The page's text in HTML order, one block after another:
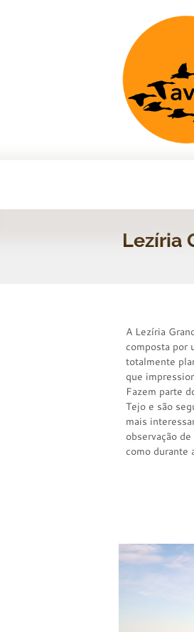
Lezíria
A Lezíria
composta por
totalmente
que
Fazem parte
Tejo e são
mais
observação
como durante